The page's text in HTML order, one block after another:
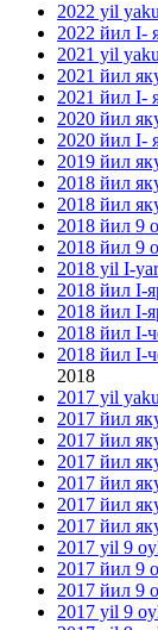
2022 yil
2022 йил I-
2021 yil
2021 йил
2021 йил I-
2020 йил
2020 йил I-
2019 йил
2018 йил
2018 йил
2018 йил 9
2018 йил 9
2018 yil I-
2018 йил I-
2018 йил I-
2018 йил I-
2018 йил I-
2018
2017 yil
2017 йил
2017 йил
2017 йил
2017 йил
2017 йил
2017 йил
2017 yil 9
2017 йил 9
2017 йил 9
2017 yil 9